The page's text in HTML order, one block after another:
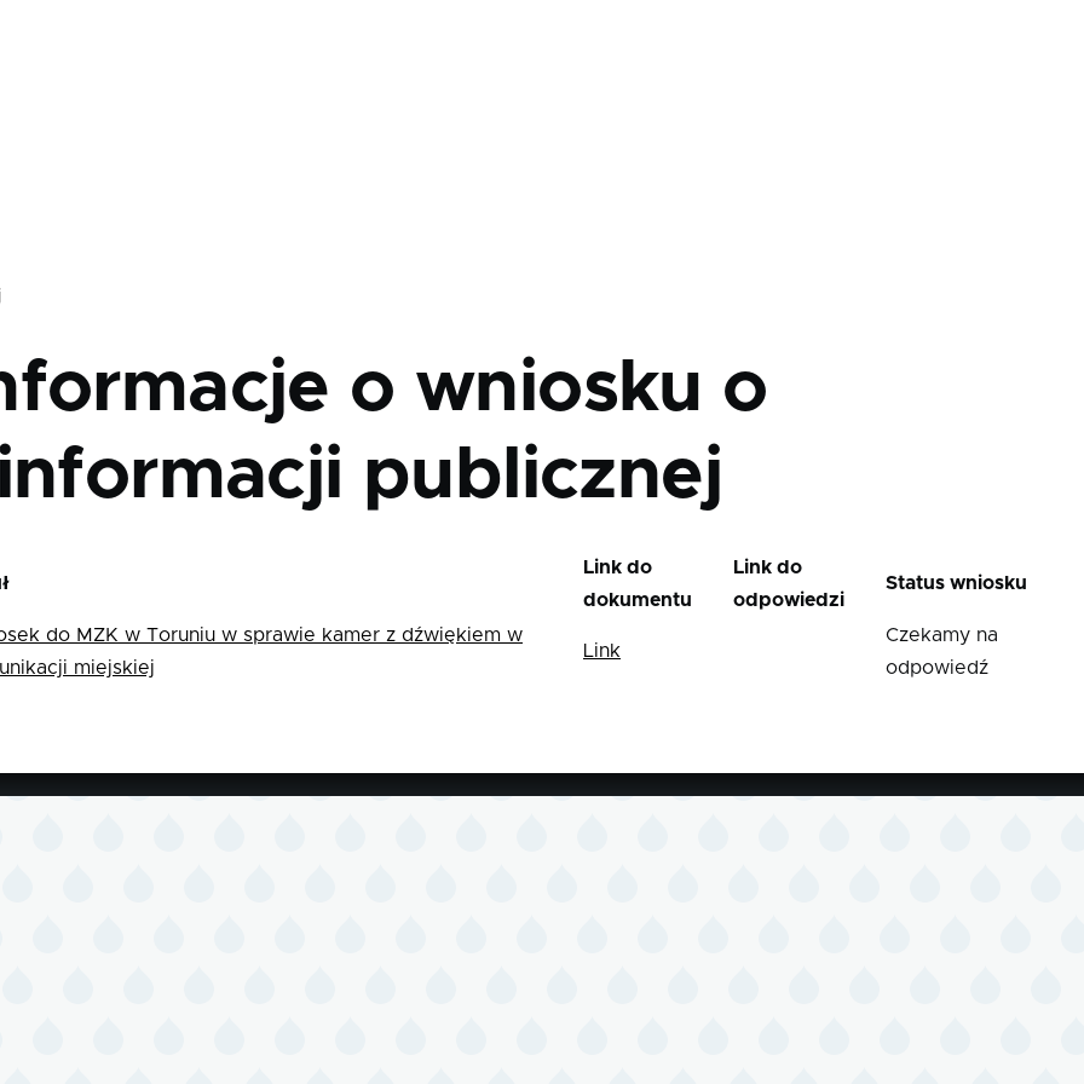
o wniosku o
publicznej
Link do
dokumentu
Link do
odpowiedzi
Status wniosku
do MZK w Toruniu w sprawie kamer z dźwiękiem w
miejskiej
Link
Czekamy na
odpowiedź